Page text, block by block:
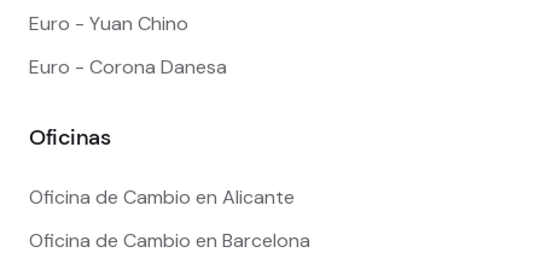
Euro - Yuan Chino
Euro - Corona Danesa
Oficinas
Oficina de Cambio en Alicante
Oficina de Cambio en Barcelona